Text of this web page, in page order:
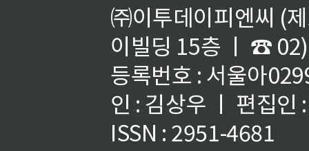
㈜이투데이피엔씨 (
이빌딩 15층 ㅣ ☎
등록번호 : 서울아
인 : 김상우 ㅣ 편집인
ISSN : 2951-4681